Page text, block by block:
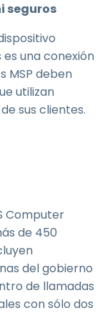
seguros
una conexión
MSP deben
utilizan
sus clientes.
Computer
de 450
del gobierno
de llamadas
con sólo dos